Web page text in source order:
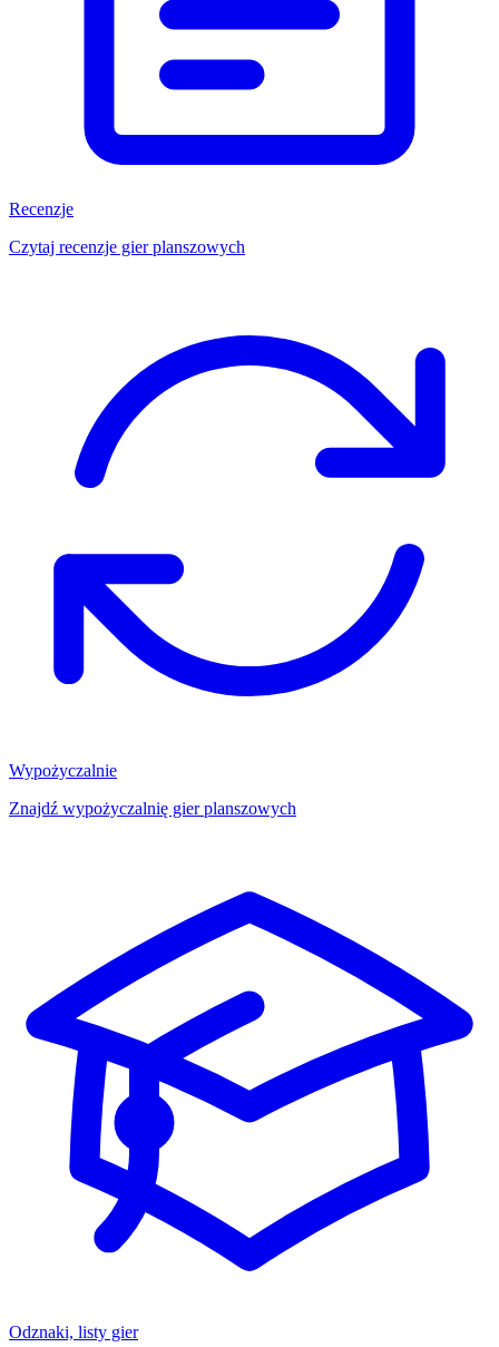
Recenzje
Czytaj recenzje gier planszowych
Wypożyczalnie
Znajdź wypożyczalnię gier planszowych
Odznaki, listy gier